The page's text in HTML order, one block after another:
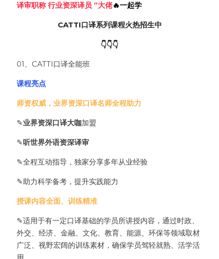
译审职称 行业资深译员 ”大佬🔥一起学
CATTI口译系列课程火热招生中
👇👇👇
01、CATTI口译全能班
课程亮点
师资权威，业界资深口译名师全程助力
✎业界资深口译大咖加盟
✎听世界外语资深译审
✎全程互动指导，独家分享多年从业经验
✎助力科学备考，提升实践能力
授课内容全面、训练精准
✎适用于有一定口译基础的学员所讲授内容，通过时政、
外交、经济、金融、文化、教育、能源、环保等领域取材
广泛、视野宏阔的训练素材，确保学员驾轻就熟、活学活